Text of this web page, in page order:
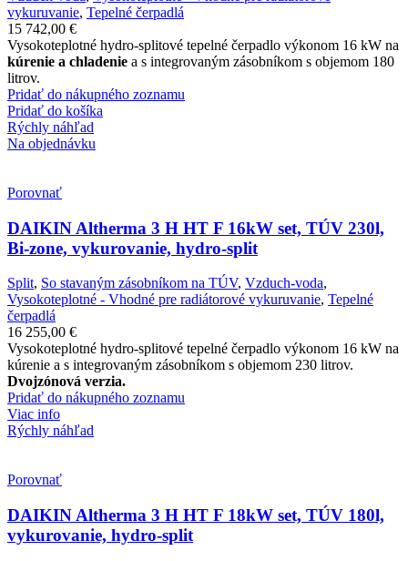
vykuruvanie, Tepelné čerpadlá
15 742,00 €
Vysokoteplotné hydro-splitové tepelné čerpadlo výkonom 16 kW na
kúrenie a chladenie a s integrovaným zásobníkom s objemom 180
litrov.
Pridať do nákupného zoznamu
Pridať do košíka
Rýchly náhľad
Na objednávku
Porovnať
DAIKIN Altherma 3 H HT F 16kW set, TÚV 230l,
Bi-zone, vykurovanie, hydro-split
Split, So stavaným zásobníkom na TÚV, Vzduch-voda,
Vysokoteplotné - Vhodné pre radiátorové vykuruvanie, Tepelné
čerpadlá
16 255,00 €
Vysokoteplotné hydro-splitové tepelné čerpadlo výkonom 16 kW na
kúrenie a s integrovaným zásobníkom s objemom 230 litrov.
Dvojzónová verzia.
Pridať do nákupného zoznamu
Viac info
Rýchly náhľad
Porovnať
DAIKIN Altherma 3 H HT F 18kW set, TÚV 180l,
vykurovanie, hydro-split